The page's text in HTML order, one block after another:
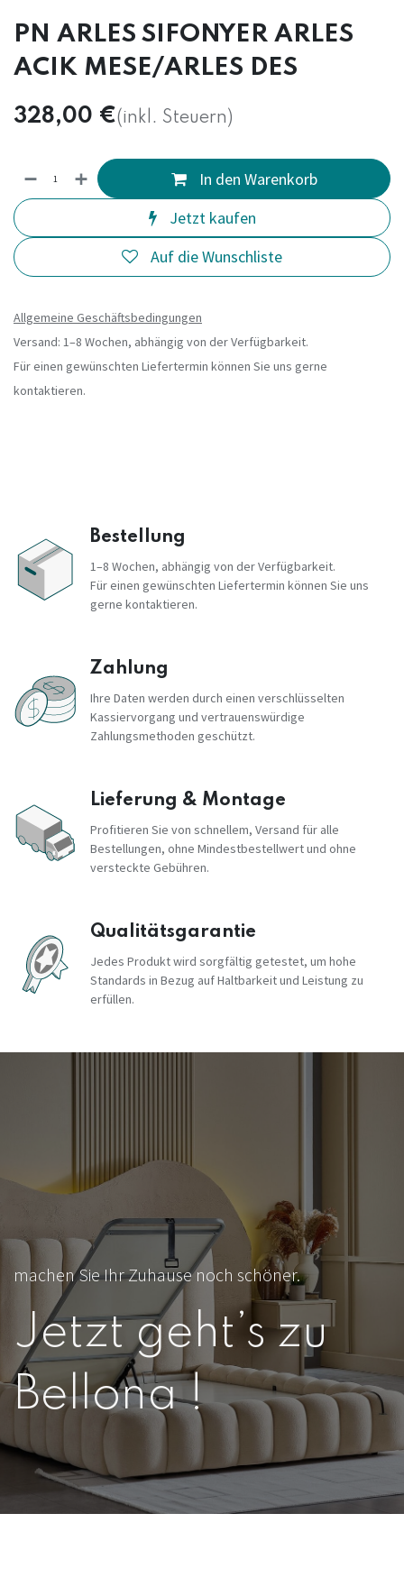
PN ARLES SIFONYER ARLES
ACIK MESE/ARLES DES
328,00 €(inkl. Steuern)
In den Warenkorb
Jetzt kaufen
Auf die Wunschliste
Allgemeine Geschäftsbedingungen
Versand: 1–8 Wochen, abhängig von der Verfügbarkeit.
Für einen gewünschten Liefertermin können Sie uns gerne
kontaktieren.
Bestellung
1–8 Wochen, abhängig von der Verfügbarkeit.
Für einen gewünschten Liefertermin können Sie uns
gerne kontaktieren.
Zahlung
Ihre Daten werden durch einen verschlüsselten
Kassiervorgang und vertrauenswürdige
Zahlungsmethoden geschützt.
Lieferung & Montage
Profitieren Sie von schnellem, Versand für alle
Bestellungen, ohne Mindestbestellwert und ohne
versteckte Gebühren.
Qualitätsgarantie
Jedes Produkt wird sorgfältig getestet, um hohe
Standards in Bezug auf Haltbarkeit und Leistung zu
erfüllen.
machen Sie Ihr Zuhause noch schöner.
Jetzt geht’s zu
Bellona !